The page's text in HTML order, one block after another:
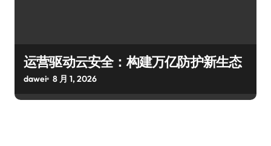
运营驱动云安全：构建万亿防护新生态
dawei 8 月 1, 2026